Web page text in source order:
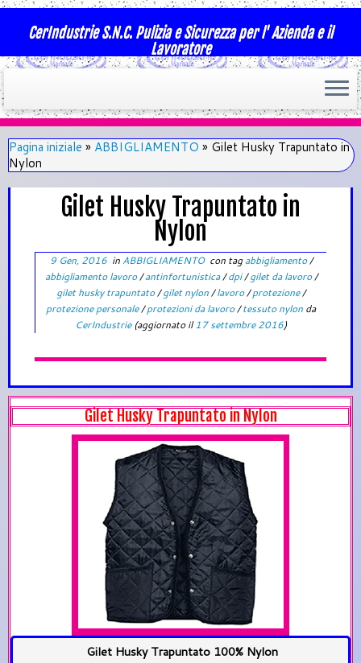
CerIndustrie S.N.C. Pulizia e Sicurezza per l' Azienda e il
Lavoratore
Pagina iniziale » ABBIGLIAMENTO » Gilet Husky Trapuntato in
Nylon
Gilet Husky Trapuntato in
Nylon
9 Gen, 2016in ABBIGLIAMENTO con tagabbigliamento/
abbigliamento lavoro/antinfortunistica/dpi/gilet da lavoro/
gilet husky trapuntato/gilet nylon/lavoro/protezione/
protezione personale/protezioni da lavoro/tessuto nylon da
CerIndustrie(aggiornato il17 settembre 2016)
Gilet Husky Trapuntato in Nylon
Gilet Husky Trapuntato 100% Nylon